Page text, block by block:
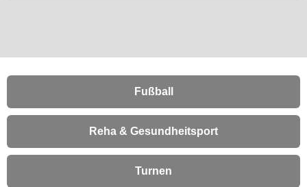
Fußball
Reha & Gesundheitsport
Turnen